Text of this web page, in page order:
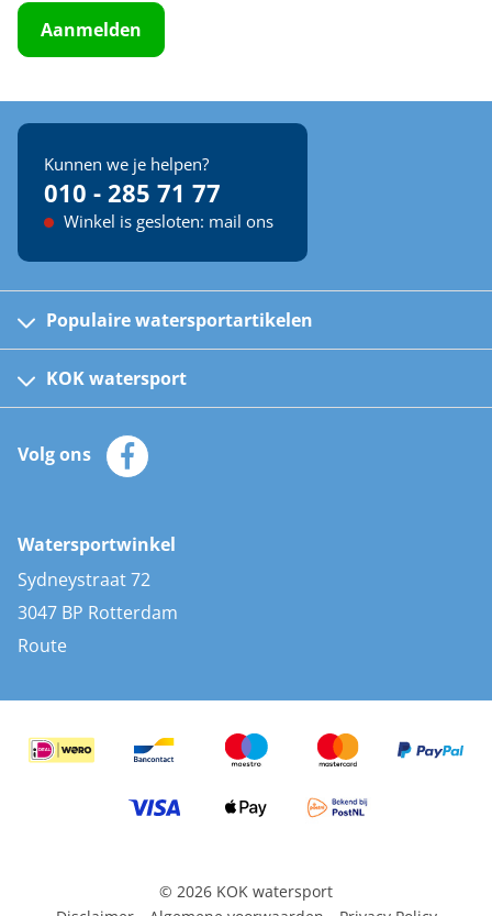
Aanmelden
Kunnen we je helpen?
010 - 285 71 77
Winkel is gesloten: mail ons
Populaire watersportartikelen
Kinder reddingsvesten
Automatische reddingsvesten
Zeilkleding
Zonnepanelen
AIS transponders
Stootwillen en fenders
Bootkussens
Zwemtrappen
KOK watersport
Klantenservice
Merken
Volg ons
Watersportwinkel
Sydneystraat 72
3047 BP Rotterdam
Route
© 2026 KOK watersport